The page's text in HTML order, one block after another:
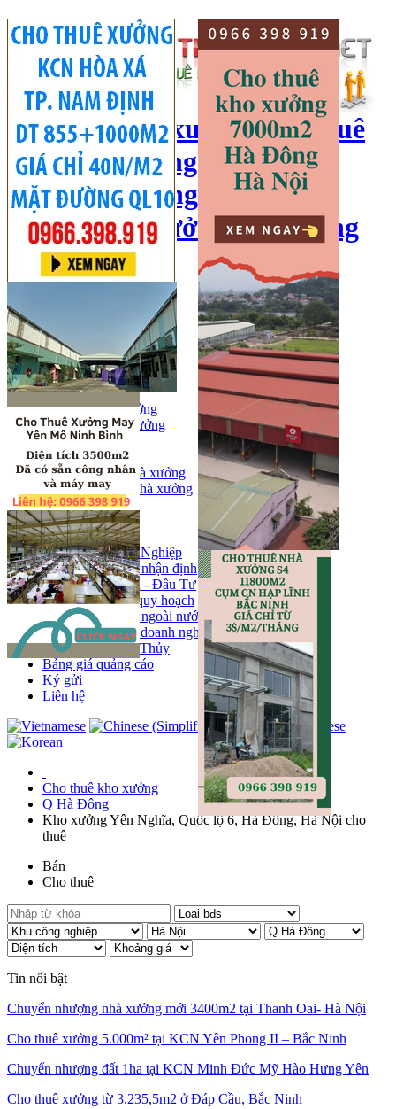
cho thuê kho xưởng, cho thuê
kho, kho xưởng hà nội, cho
thuê nhà xưởng, cho thuê
xưởng, kho xưởng hải dương
Hotline:0966 398 919
Đăng ký
Đăng tin bán/cho thuê
Trang chủ
Bán kho, nhà xưởng
Bán kho xưởng
Kho
Mặt bằng
Cho thuê kho, nhà xưởng
Cho thuê nhà xưởng
Kho
Mặt bằng
Tin tức
Khu Công Nghiệp
Phân tích - nhận định
Chính sách - Đầu Tư
Thông tin quy hoạch
Thị trường ngoài nước
Hoạt động doanh nghiẹp
Tin Phong Thủy
Bảng giá quảng cáo
Ký gửi
Liên hệ
Cho thuê kho xưởng
Q Hà Đông
Kho xưởng Yên Nghĩa, Quốc lộ 6, Hà Đông, Hà Nội cho
thuê
Bán
Cho thuê
Tin nổi bật
Chuyển nhượng nhà xưởng mới 3400m2 tại Thanh Oai- Hà Nội
Cho thuê xưởng 5.000m² tại KCN Yên Phong II – Bắc Ninh
Chuyển nhượng đất 1ha tại KCN Minh Đức Mỹ Hào Hưng Yên
Cho thuê xưởng từ 3.235,5m2 ở Đáp Cầu, Bắc Ninh